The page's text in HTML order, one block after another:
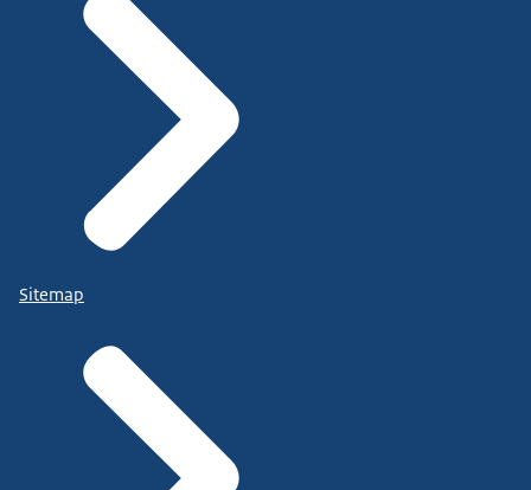
Sitemap